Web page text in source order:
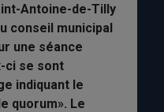
Antoine-de-Tilly
conseil municipal
une séance
ci se sont
indiquant le
quorum». Le